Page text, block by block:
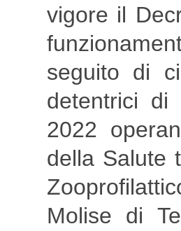
vigore il
seguito di
detentrici di
2022
della Salute
Molise di